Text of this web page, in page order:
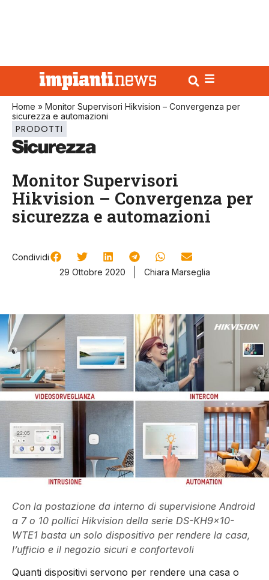
Home » Monitor Supervisori Hikvision – Convergenza per
sicurezza e automazioni
PRODOTTI
Monitor Supervisori
Hikvision – Convergenza per
sicurezza e automazioni
Condividi
29 Ottobre 2020
Chiara Marseglia
Con la postazione da interno di supervisione Android
a 7 o 10 pollici Hikvision della serie DS-KH9x10-
WTE1 basta un solo dispositivo per rendere la casa,
l’ufficio e il negozio sicuri e confortevoli
Quanti dispositivi servono per rendere una casa o